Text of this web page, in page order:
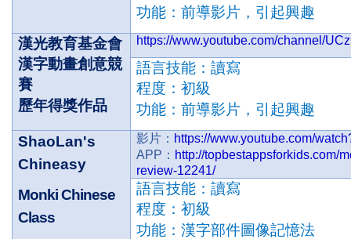
功能：前導影片，引起興趣
漢光教育基金會
漢字動畫創意競
賽
歷年得獎作品
https://www.youtube.com/channel/
語言技能：讀寫
程度：初級
功能：前導影片，引起興趣
ShaoLan's
Chineasy
Monki Chinese
Class
影片： https://www.youtube.com/
APP ： http://topbestappsforkids.com/
review-12241/
語言技能：讀寫
程度：初級
功能：漢字部件圖像記憶法